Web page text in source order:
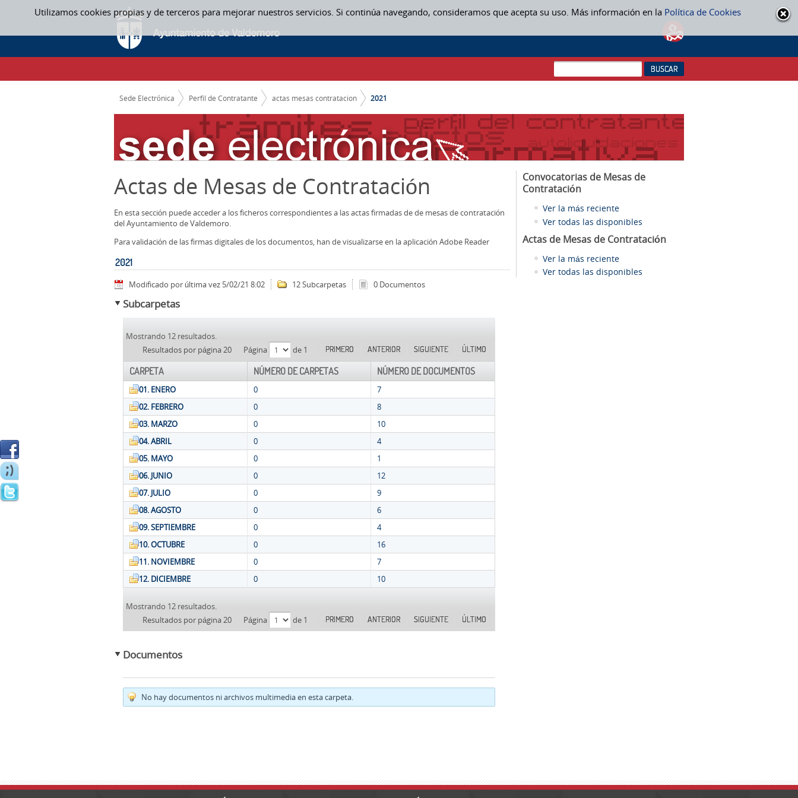
Utilizamos cookies propias y de terceros para mejorar nuestros servicios. Si continúa navegando, consideramos que acepta su uso. Más información en la Política de Cookies
Saltar al contenido
2021 - ACTAS MESAS CONTRATACION
CAMINO DE MIGAS
Sede Electrónica Perfil de Contratante actas mesas contratacion 2021
Actas de Mesas de Contratación
En esta sección puede acceder a los ficheros correspondientes a las actas firmadas de de mesas de contratación
del Ayuntamiento de Valdemoro.
Para validación de las firmas digitales de los documentos, han de visualizarse en la aplicación Adobe Reader
2021
Modificado por última vez 5/02/21 8:02 12 Subcarpetas 0 Documentos
Subcarpetas
Mostrando 12 resultados.
Resultados por página 20
Página de 1 PRIMERO ANTERIOR SIGUIENTE ÚLTIMO
CARPETA NÚMERO DE CARPETAS NÚMERO DE DOCUMENTOS
01. ENERO 0
7
02. FEBRERO
0
8
03. MARZO
0
10
04. ABRIL
0
4
05. MAYO
0
1
06. JUNIO
0
12
07. JULIO
0
9
08. AGOSTO
0
6
09. SEPTIEMBRE
0
4
10. OCTUBRE
0
16
11. NOVIEMBRE
0
7
12. DICIEMBRE
0 10
Mostrando 12 resultados.
Resultados por página 20
Página de 1 PRIMERO ANTERIOR SIGUIENTE ÚLTIMO
Documentos
No hay documentos ni archivos multimedia en esta carpeta.
Convocatorias de Mesas de
Contratación
Ver la más reciente
Ver todas las disponibles
Actas de Mesas de Contratación
Ver la más reciente
Ver todas las disponibles